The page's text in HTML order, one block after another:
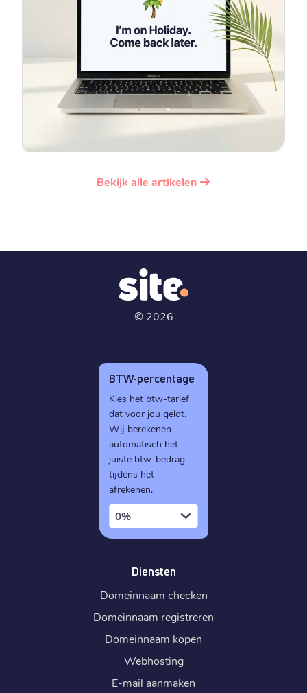
Bekijk alle artikelen
© 2026
BTW-percentage
Kies het btw-tarief
dat voor jou geldt.
Wij berekenen
automatisch het
juiste btw-bedrag
tijdens het
afrekenen.
0%
Diensten
Domeinnaam checken
Domeinnaam registreren
Domeinnaam kopen
Webhosting
E-mail aanmaken